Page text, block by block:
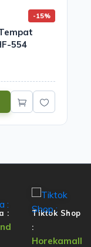
-15%
554
:
Tiktok Shop
:
Horekamall